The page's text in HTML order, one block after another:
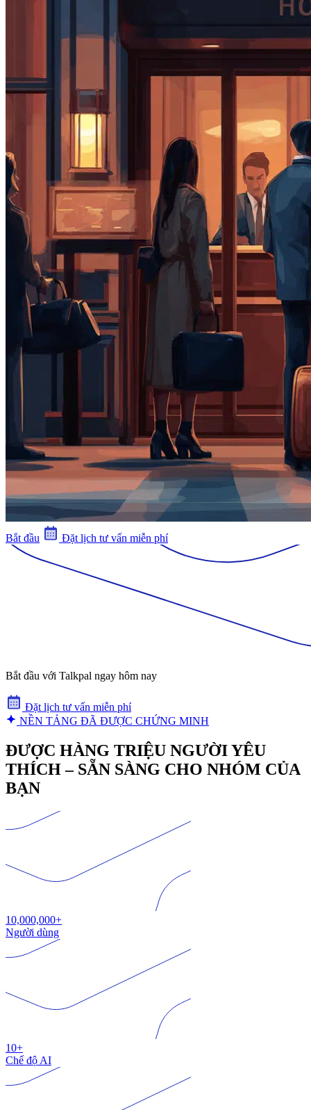
Bắt đầu Đặt lịch tư vấn miễn phí
Bắt đầu với Talkpal ngay hôm nay
Đặt lịch tư vấn miễn phí
NỀN TẢNG ĐÃ ĐƯỢC CHỨNG MINH
ĐƯỢC HÀNG TRIỆU NGƯỜI YÊU
THÍCH – SẴN SÀNG CHO NHÓM CỦA
BẠN
10,000,000+
Người dùng
10+
Chế độ AI